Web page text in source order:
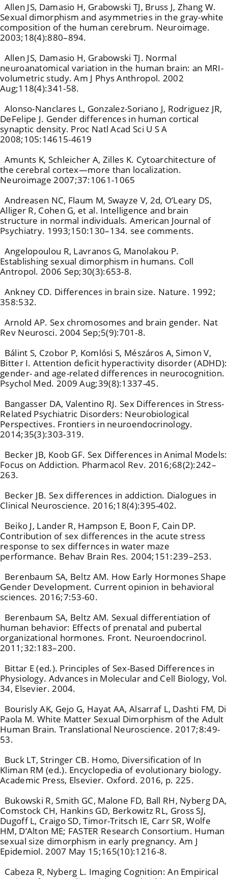
Allen JS, Damasio H, Grabowski TJ, Bruss J, Zhang W.
Sexual dimorphism and asymmetries in the gray-white
composition of the human cerebrum. Neuroimage.
2003;18(4):880–894.
Allen JS, Damasio H, Grabowski TJ. Normal
neuroanatomical variation in the human brain: an MRI-
volumetric study. Am J Phys Anthropol. 2002
Aug;118(4):341-58.
Alonso-Nanclares L, Gonzalez-Soriano J, Rodriguez JR,
DeFelipe J. Gender differences in human cortical
synaptic density. Proc Natl Acad Sci U S A
2008;105:14615-4619
Amunts K, Schleicher A, Zilles K. Cytoarchitecture of
the cerebral cortex—more than localization.
Neuroimage 2007;37:1061-1065
Andreasen NC, Flaum M, Swayze V, 2d, O’Leary DS,
Alliger R, Cohen G, et al. Intelligence and brain
structure in normal individuals. American Journal of
Psychiatry. 1993;150:130–134. see comments.
Angelopoulou R, Lavranos G, Manolakou P.
Establishing sexual dimorphism in humans. Coll
Antropol. 2006 Sep;30(3):653-8.
Ankney CD. Differences in brain size. Nature. 1992;
358:532.
Arnold AP. Sex chromosomes and brain gender. Nat
Rev Neurosci. 2004 Sep;5(9):701-8.
Bálint S, Czobor P, Komlósi S, Mészáros A, Simon V,
Bitter I. Attention deficit hyperactivity disorder (ADHD):
gender- and age-related differences in neurocognition.
Psychol Med. 2009 Aug;39(8):1337-45.
Bangasser DA, Valentino RJ. Sex Differences in Stress-
Related Psychiatric Disorders: Neurobiological
Perspectives. Frontiers in neuroendocrinology.
2014;35(3):303-319.
Becker JB, Koob GF. Sex Differences in Animal Models:
Focus on Addiction. Pharmacol Rev. 2016;68(2):242–
263.
Becker JB. Sex differences in addiction. Dialogues in
Clinical Neuroscience. 2016;18(4):395-402.
Beiko J, Lander R, Hampson E, Boon F, Cain DP.
Contribution of sex differences in the acute stress
response to sex differnces in water maze
performance. Behav Brain Res. 2004;151:239–253.
Berenbaum SA, Beltz AM. How Early Hormones Shape
Gender Development. Current opinion in behavioral
sciences. 2016;7:53-60.
Berenbaum SA, Beltz AM. Sexual differentiation of
human behavior: Effects of prenatal and pubertal
organizational hormones. Front. Neuroendocrinol.
2011;32:183–200.
Bittar E (ed.). Principles of Sex-Based Differences in
Physiology. Advances in Molecular and Cell Biology, Vol.
34, Elsevier. 2004.
Bourisly AK, Gejo G, Hayat AA, Alsarraf L, Dashti FM, Di
Paola M. White Matter Sexual Dimorphism of the Adult
Human Brain. Translational Neuroscience. 2017;8:49-
53.
Buck LT, Stringer CB. Homo, Diversification of In
Kliman RM (ed.). Encyclopedia of evolutionary biology.
Academic Press, Elsevier. Oxford. 2016, p. 225.
Bukowski R, Smith GC, Malone FD, Ball RH, Nyberg DA,
Comstock CH, Hankins GD, Berkowitz RL, Gross SJ,
Dugoff L, Craigo SD, Timor-Tritsch IE, Carr SR, Wolfe
HM, D’Alton ME; FASTER Research Consortium. Human
sexual size dimorphism in early pregnancy. Am J
Epidemiol. 2007 May 15;165(10):1216-8.
Cabeza R, Nyberg L. Imaging Cognition: An Empirical